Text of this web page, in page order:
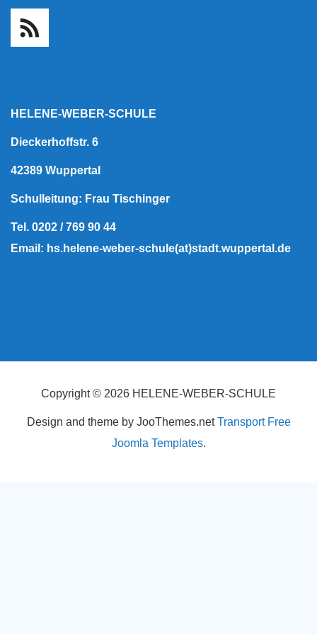
HELENE-WEBER-SCHULE
Dieckerhoffstr. 6
42389 Wuppertal
Schulleitung: Frau Tischinger
Tel. 0202 / 769 90 44
Email: hs.helene-weber-schule(at)stadt.wuppertal.de
Copyright © 2026 HELENE-WEBER-SCHULE
Design and theme by JooThemes.netTransport Free
Joomla Templates.